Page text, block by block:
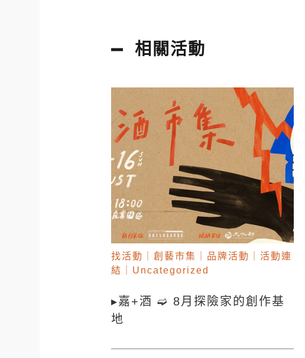
相關活動
找活動 ｜創藝市集 品牌活動
活動連
結
Uncategorized
▸嘉+酒 ➫ 8月探險家的創作基
地